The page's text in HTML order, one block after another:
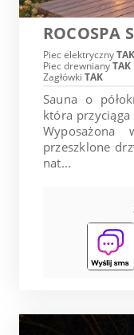
ROCOSPA
Piec elektrycznyTAK
Piec drewnianyTAK
Zagłówki TAK
Sauna o
która
przeszklone
nat...